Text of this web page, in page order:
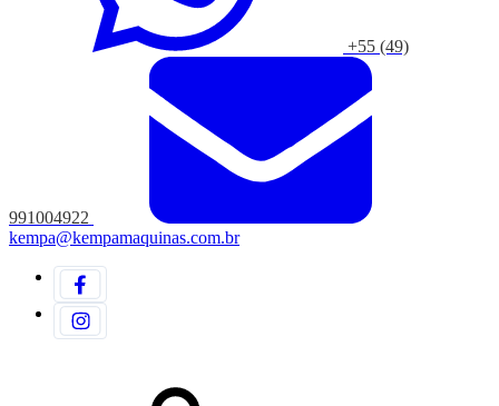
+55 (49)
991004922
kempa@kempamaquinas.com.br